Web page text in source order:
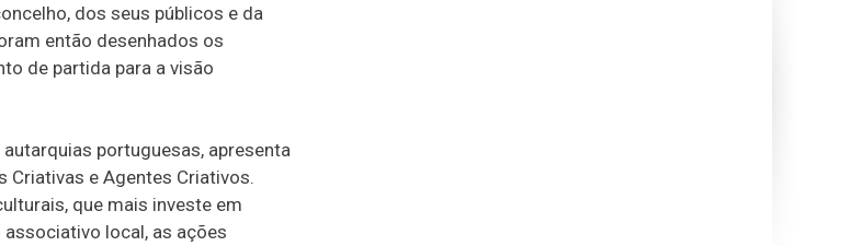
dos seus públicos e da
então desenhados os
de partida para a visão
portuguesas, apresenta
e Agentes Criativos.
que mais investe em
local, as ações